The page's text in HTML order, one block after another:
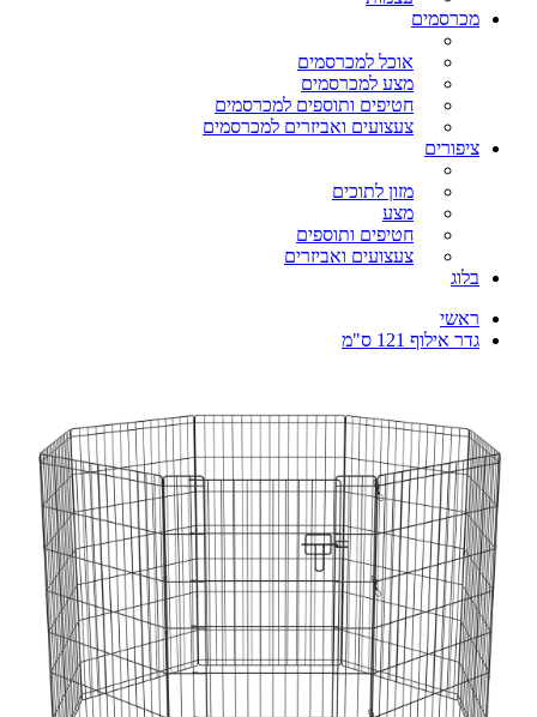
מכרסמים
אוכל למכרסמים
מצע למכרסמים
חטיפים ותוספים למכרסמים
צעצועים ואביזרים למכרסמים
ציפורים
מזון לתוכים
מצע
חטיפים ותוספים
צעצועים ואביזרים
בלוג
ראשי
גדר אילוף 121 ס"מ